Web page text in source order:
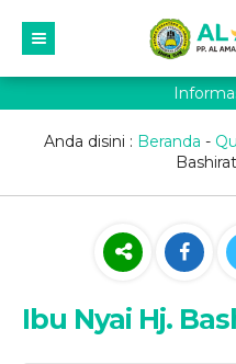
Anda disini : Beranda -
Ibu Nyai Hj.